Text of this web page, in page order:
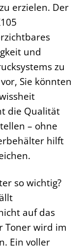
erzielen. Der
und
zu
Sie könnten
die Qualität
– ohne
hilft
so wichtig?
auf das
Toner wird im
Ein voller